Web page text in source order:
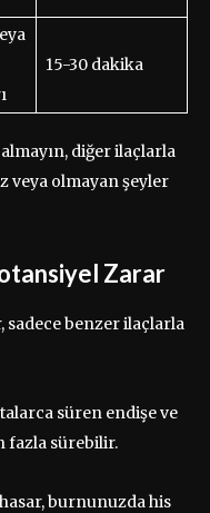
15-30 dakika
diğer ilaçlarla
veya olmayan şeyler
Zarar
sadece benzer ilaçlarla
süren endişe ve
fazla sürebilir.
burnunuzda his